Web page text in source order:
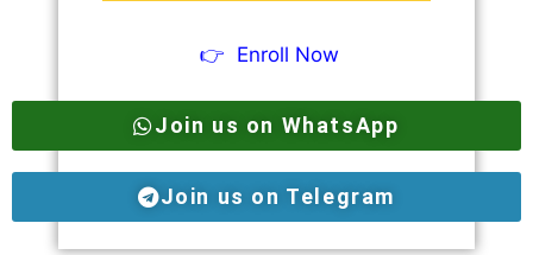
👉 Enroll Now
Join us on WhatsApp
Join us on Telegram